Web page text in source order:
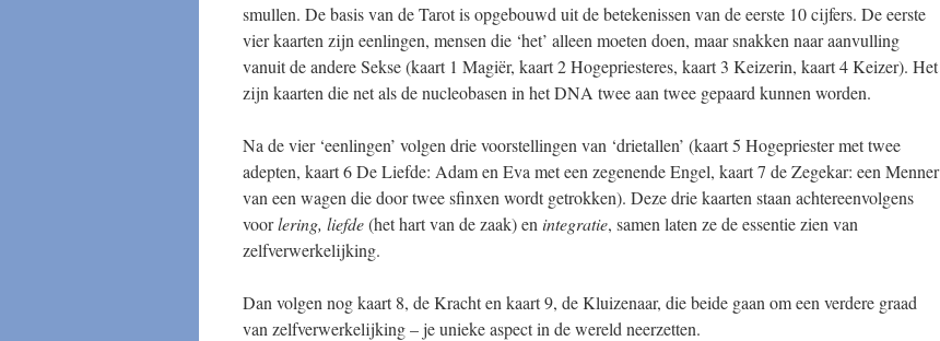
smullen. De basis van de Tarot is opgebouwd uit de betekenissen van de eerste 10 cijfers. De eerste
vier kaarten zijn eenlingen, mensen die ‘het’ alleen moeten doen, maar snakken naar aanvulling
vanuit de andere Sekse (kaart 1 Magiër, kaart 2 Hogepriesteres, kaart 3 Keizerin, kaart 4 Keizer). Het
zijn kaarten die net als de nucleobasen in het DNA twee aan twee gepaard kunnen worden.
Na de vier ‘eenlingen’ volgen drie voorstellingen van ‘drietallen’ (kaart 5 Hogepriester met twee
adepten, kaart 6 De Liefde: Adam en Eva met een zegenende Engel, kaart 7 de Zegekar: een Menner
van een wagen die door twee sfinxen wordt getrokken). Deze drie kaarten staan achtereenvolgens
voorlering, liefde(het hart van de zaak) en integratie, samen laten ze de essentie zien van
zelfverwerkelijking.
Dan volgen nog kaart 8, de Kracht en kaart 9, de Kluizenaar, die beide gaan om een verdere graad
van zelfverwerkelijking – je unieke aspect in de wereld neerzetten.